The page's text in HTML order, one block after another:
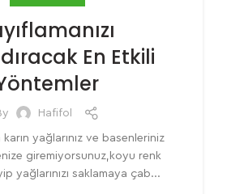
En Etkili
Hafifol
karın yağlarınız ve basenleriniz
giremiyorsunuz,koyu renk
yağlarınızı saklamaya çab...